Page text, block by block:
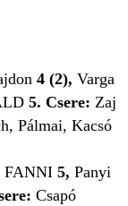
4 (2), Varga
5. Csere: Zaj
Pálmai, Kacsó
FANNI 5, Panyi
Csapó